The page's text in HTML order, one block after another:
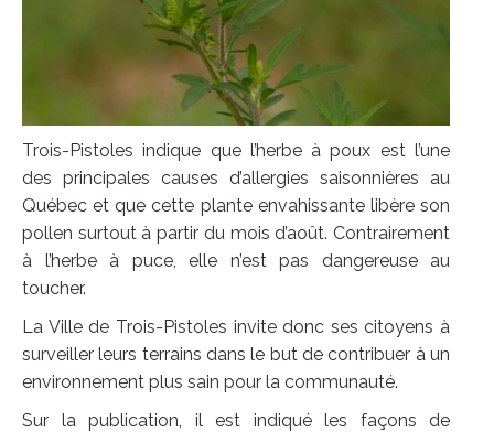
Trois-Pistoles indique que l’herbe à poux est l’une
des principales causes d’allergies saisonnières au
Québec et que cette plante envahissante libère son
pollen surtout à partir du mois d’août. Contrairement
à l’herbe à puce, elle n’est pas dangereuse au
toucher.
La Ville de Trois-Pistoles invite donc ses citoyens à
surveiller leurs terrains dans le but de contribuer à un
environnement plus sain pour la communauté.
Sur la publication, il est indiqué les façons de